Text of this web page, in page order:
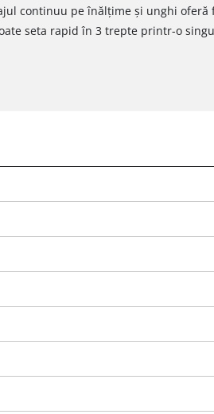
continuu pe înălțime și unghi oferă
seta rapid în 3 trepte printr-o